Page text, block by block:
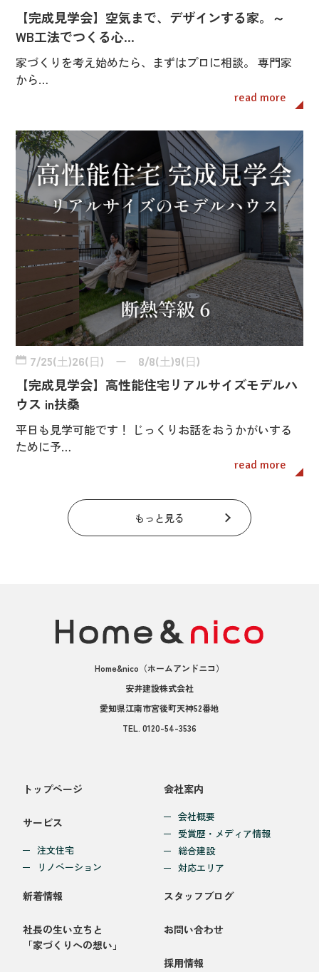
【完成見学会】空気まで、デザインする家。～
WB工法でつくる心…
家づくりを考え始めたら、まずはプロに相談。 専門家
から…
read more
7/25(土)26(日) ー 8/8(土)9(日)
【完成見学会】高性能住宅リアルサイズモデルハ
ウス in扶桑
平日も見学可能です！ じっくりお話をおうかがいする
ために予…
read more
もっと見る
Home&nico （ホームアンドニコ）
安井建設株式会社
愛知県江南市宮後町天神52番地
TEL. 0120-54-3536
トップページ
サービス
注文住宅
リノベーション
会社案内
会社概要
受賞歴・メディア情報
総合建設
対応エリア
新着情報
社長の生い立ちと
「家づくりへの想い」
スタッフブログ
お問い合わせ
採用情報